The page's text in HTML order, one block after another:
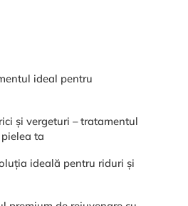
ideal pentru
și vergeturi – tratamentul
ta
ideală pentru riduri și